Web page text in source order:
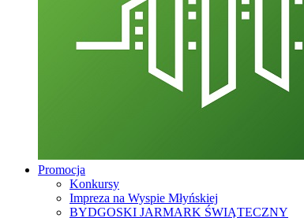
Promocja
Konkursy
Impreza na Wyspie Młyńskiej
BYDGOSKI JARMARK ŚWIĄTECZNY